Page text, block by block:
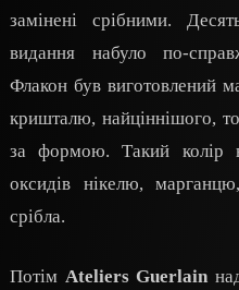
замінені срібними.
видання набуло по-
Флакон був виготовлений
кришталю, найціннішого,
за формою. Такий колір
оксидів нікелю,
срібла.
Потім Ateliers Guerlain